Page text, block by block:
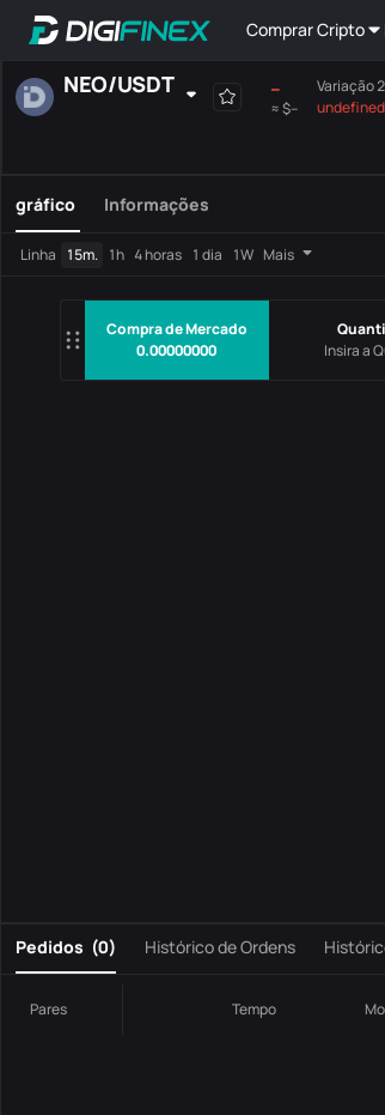
Comprar Cripto
Compra de Mercado
0.00000000
NEO/USDT --
≈$--
Variação
Todos Placa-Mãe
Pares
gráfico Informações
Linha 15m. 1h 4 horas 1 dia 1W Mais
Pedidos (0) Histórico de Ordens
Pares Tempo